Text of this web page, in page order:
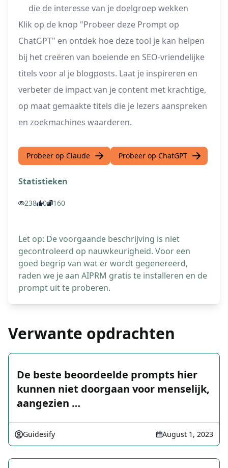
die de interesse van je doelgroep wekken
Klik op de knop "Probeer deze Prompt op
ChatGPT" en ontdek hoe deze tool je kan helpen
bij het creëren van boeiende en SEO-vriendelijke
titels voor al je blogposts. Laat je inspireren en
verbeter de impact van je content met krachtige,
op maat gemaakte titels die je lezers aanspreken
en zoekmachines waarderen.
Probeer op Claude Probeer op ChatGPT
Statistieken
238 0 160
Let op: De voorgaande beschrijving is niet
gecontroleerd op nauwkeurigheid. Voor een
goed begrip van wat er wordt gegenereerd,
raden we je aan AIPRM gratis te installeren en de
prompt uit te proberen.
Verwante opdrachten
De beste beoordeelde prompts hier
kunnen niet doorgaan voor menselijk,
aangezien …
Guidesify August 1, 2023